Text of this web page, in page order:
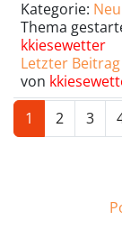
Kategorie:
Thema
kkiesewetter
Letzter Beitrag
von
1
2 3